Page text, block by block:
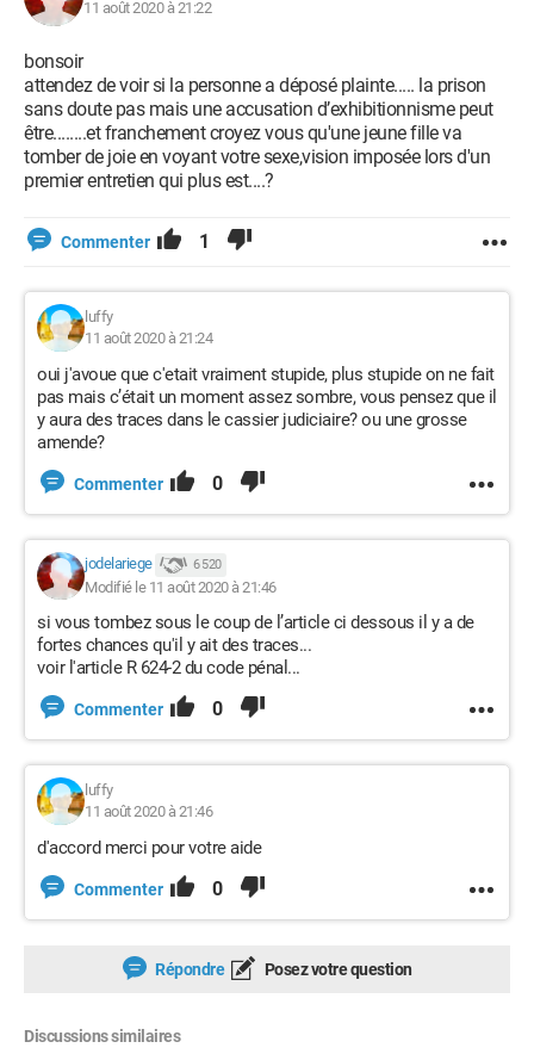
11 août 2020 à 21:22
bonsoir
attendez de voir si la personne a déposé plainte..... la prison
sans doute pas mais une accusation d’exhibitionnisme peut
être........et franchement croyez vous qu'une jeune fille va
tomber de joie en voyant votre sexe,vision imposée lors d'un
premier entretien qui plus est....?
Commenter 1
luffy
11 août 2020 à 21:24
oui j'avoue que c'etait vraiment stupide, plus stupide on ne fait
pas mais c’était un moment assez sombre, vous pensez que il
y aura des traces dans le cassier judiciaire? ou une grosse
amende?
Commenter 0
jodelariege 6 520
Modifié le 11 août 2020 à 21:46
si vous tombez sous le coup de l’article ci dessous il y a de
fortes chances qu'il y ait des traces...
voir l'article R 624-2 du code pénal...
Commenter 0
luffy
11 août 2020 à 21:46
d'accord merci pour votre aide
Commenter 0
Répondre Posez votre question
Discussions similaires